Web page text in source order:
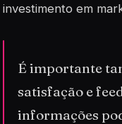
investimento em
É importante
satisfação e
informações